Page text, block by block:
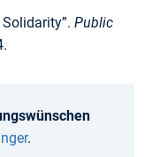
Public
.